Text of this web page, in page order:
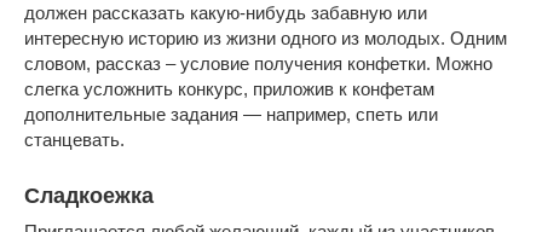
должен рассказать какую-нибудь забавную или
интересную историю из жизни одного из молодых. Одним
словом, рассказ – условие получения конфетки. Можно
слегка усложнить конкурс, приложив к конфетам
дополнительные задания — например, спеть или
станцевать.
Сладкоежка